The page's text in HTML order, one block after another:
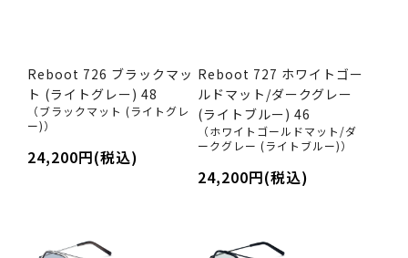
Reboot 726 ブラックマッ
ト (ライトグレー) 48
（ブラックマット (ライトグレ
ー)）
24,200円(税込)
Reboot 727 ホワイトゴー
ルドマット/ダークグレー
(ライトブルー) 46
（ホワイトゴールドマット/ダ
ークグレー (ライトブルー)）
24,200円(税込)